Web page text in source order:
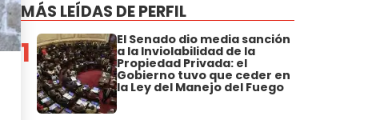
MÁS LEÍDAS DE PERFIL
1 El Senado dio media sanción
a la Inviolabilidad de la
Propiedad Privada: el
Gobierno tuvo que ceder en
la Ley del Manejo del Fuego